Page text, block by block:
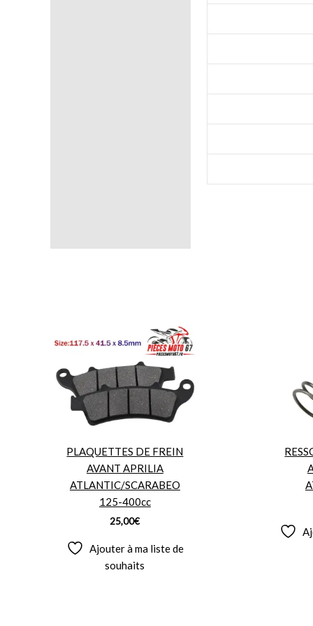
PLAQUETTES DE FREIN
AVANT APRILIA
ATLANTIC/SCARABEO
125-400cc
25,00€
Ajouter à ma liste de
souhaits